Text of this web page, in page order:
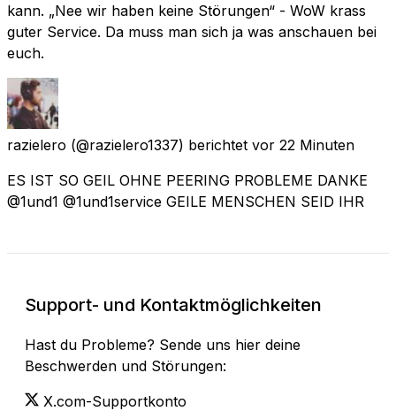
kann. „Nee wir haben keine Störungen“ - WoW krass
guter Service. Da muss man sich ja was anschauen bei
euch.
razielero (@razielero1337) berichtet vor 22 Minuten
ES IST SO GEIL OHNE PEERING PROBLEME DANKE
@1und1 @1und1service GEILE MENSCHEN SEID IHR
Support- und Kontaktmöglichkeiten
Hast du Probleme? Sende uns hier deine
Beschwerden und Störungen:
X.com-Supportkonto